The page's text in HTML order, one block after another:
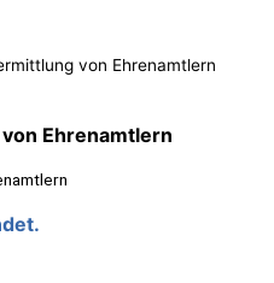
von Ehrenamtlern
Ehrenamtlern